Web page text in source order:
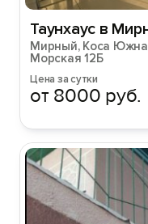
Таунхаус в
Мирный, Коса
Морская 12Б
Цена за сутки
от 8000 руб.